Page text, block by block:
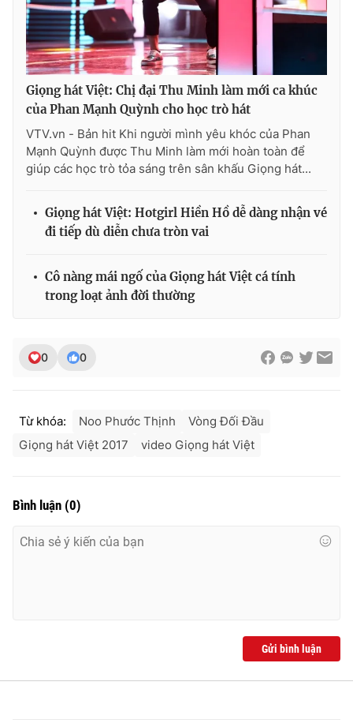
Ðiện thoại Thời báo VTV: 024.66 897 897
Email:toasoan@vtv.vn
Liên hệ quảng cáo:024-7300.7108
® Cấm sao chép dưới mọi hình thức nếu không có sự chấp
thuận bằng văn bản. Ghi rõ nguồn VTV.vn khi phát hành lại
thông tin từ website này.
Giọng hát Việt: Chị đại Thu Minh làm mới ca khúc
của Phan Mạnh Quỳnh cho học trò hát
VTV.vn - Bản hit Khi người mình yêu khóc của Phan
Mạnh Quỳnh được Thu Minh làm mới hoàn toàn để
giúp các học trò tỏa sáng trên sân khấu Giọng hát...
Giọng hát Việt: Hotgirl Hiền Hồ dễ dàng nhận vé
đi tiếp dù diễn chưa tròn vai
Cô nàng mái ngố của Giọng hát Việt cá tính
trong loạt ảnh đời thường
0 0
Từ khóa: Noo Phước Thịnh
Vòng Đối Đầu
Giọng hát Việt 2017
video Giọng hát Việt
Bình luận (0)
Gửi bình luận